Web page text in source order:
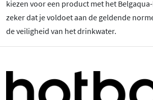
kiezen voor een product met het
zeker dat je voldoet aan de geldende
de veiligheid van het drinkwater.